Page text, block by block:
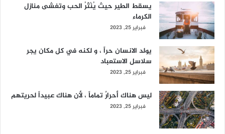
يسقط الطير حيث يُنْثَرُ الحب وتغشى منازل
الكرماء
فبراير 25, 2023
يولد الانسان حراً ، و لكنه في كل مكان يجر
سلاسل الاستعباد
فبراير 25, 2023
ليس هناك أحرارٌ تماماً ، لأن هناك عبيداً لحريتهم
فبراير 25, 2023